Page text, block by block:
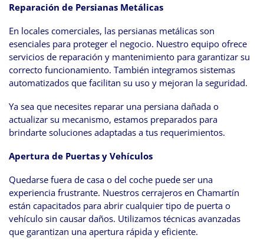
Reparación de Persianas Metálicas
En locales comerciales, las persianas metálicas son
esenciales para proteger el negocio. Nuestro equipo ofrece
servicios de reparación y mantenimiento para garantizar su
correcto funcionamiento. También integramos sistemas
automatizados que facilitan su uso y mejoran la seguridad.
Ya sea que necesites reparar una persiana dañada o
actualizar su mecanismo, estamos preparados para
brindarte soluciones adaptadas a tus requerimientos.
Apertura de Puertas y Vehículos
Quedarse fuera de casa o del coche puede ser una
experiencia frustrante. Nuestros cerrajeros en Chamartín
están capacitados para abrir cualquier tipo de puerta o
vehículo sin causar daños. Utilizamos técnicas avanzadas
que garantizan una apertura rápida y eficiente.